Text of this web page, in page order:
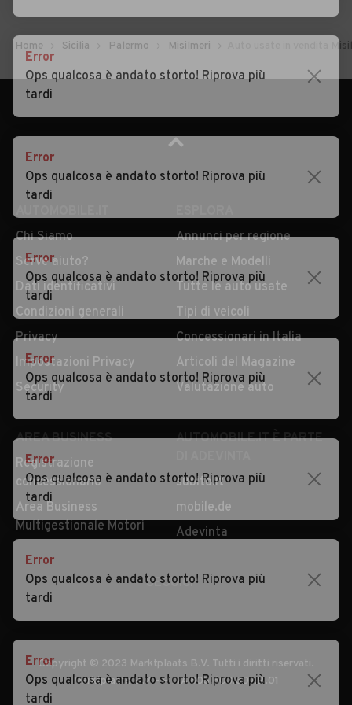
Home Sicilia Palermo Misilmeri Auto usate in vendita
AUTOMOBILE.IT
Serve aiuto?
Dati identificativi
Condizioni generali
Privacy
Impostazioni Privacy
Security
ESPLORA
Marche e Modelli
Tutte le auto usate
Tipi di veicoli
Concessionari in Italia
Articoli del Magazine
Valutazione auto
Registrazione
concessionario
Area Business
Multigestionale Motori
mobile.de
Adevinta
Error
Ops qualcosa è andato storto! Riprova più
tardi
Error
Ops qualcosa è andato storto! Riprova più
tardi
Error
Ops qualcosa è andato storto! Riprova più
tardi
Error
Ops qualcosa è andato storto! Riprova più
tardi
Error
Ops qualcosa è andato storto! Riprova più
tardi
Error
Ops qualcosa è andato storto! Riprova più
tardi
Error
Ops qualcosa è andato storto! Riprova più
tardi